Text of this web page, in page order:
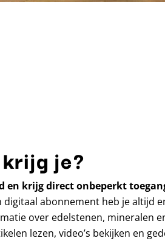
je?
en krijg direct onbeperkt
digitaal abonnement heb je altijd
over edelstenen, mineralen
lezen, video’s bekijken en